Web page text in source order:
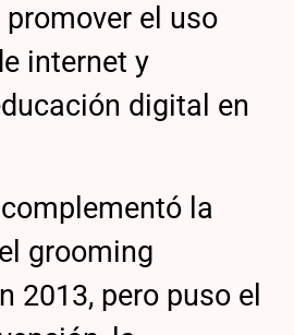
el uso
internet y
digital en
la
grooming
2013, pero puso el